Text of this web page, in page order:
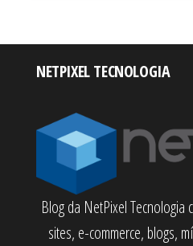
NETPIXEL TECNOLOGIA
Blog da NetPixel Tecnologia
sites, e-commerce, blogs,